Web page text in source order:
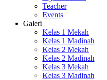
Teacher
Events
Galeri
Kelas 1 Mekah
Kelas 1 Madinah
Kelas 2 Mekah
Kelas 2 Madinah
Kelas 3 Mekah
Kelas 3 Madinah